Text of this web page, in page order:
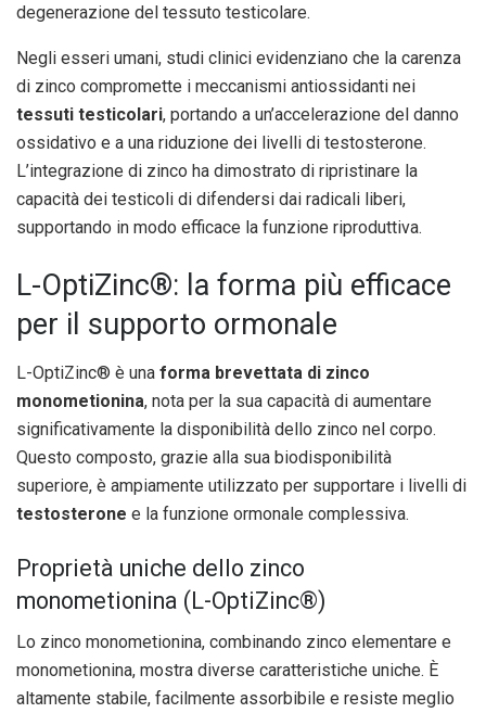
degenerazione del tessuto testicolare.
Negli esseri umani, studi clinici evidenziano che la carenza
di zinco compromette i meccanismi antiossidanti nei
tessuti testicolari, portando a un’accelerazione del danno
ossidativo e a una riduzione dei livelli di testosterone.
L’integrazione di zinco ha dimostrato di ripristinare la
capacità dei testicoli di difendersi dai radicali liberi,
supportando in modo efficace la funzione riproduttiva.
L-OptiZinc®: la forma più efficace
per il supporto ormonale
L-OptiZinc® è una forma brevettata di zinco
monometionina, nota per la sua capacità di aumentare
significativamente la disponibilità dello zinco nel corpo.
Questo composto, grazie alla sua biodisponibilità
superiore, è ampiamente utilizzato per supportare i livelli di
testosterone e la funzione ormonale complessiva.
Proprietà uniche dello zinco
monometionina (L-OptiZinc®)
Lo zinco monometionina, combinando zinco elementare e
monometionina, mostra diverse caratteristiche uniche. È
altamente stabile, facilmente assorbibile e resiste meglio